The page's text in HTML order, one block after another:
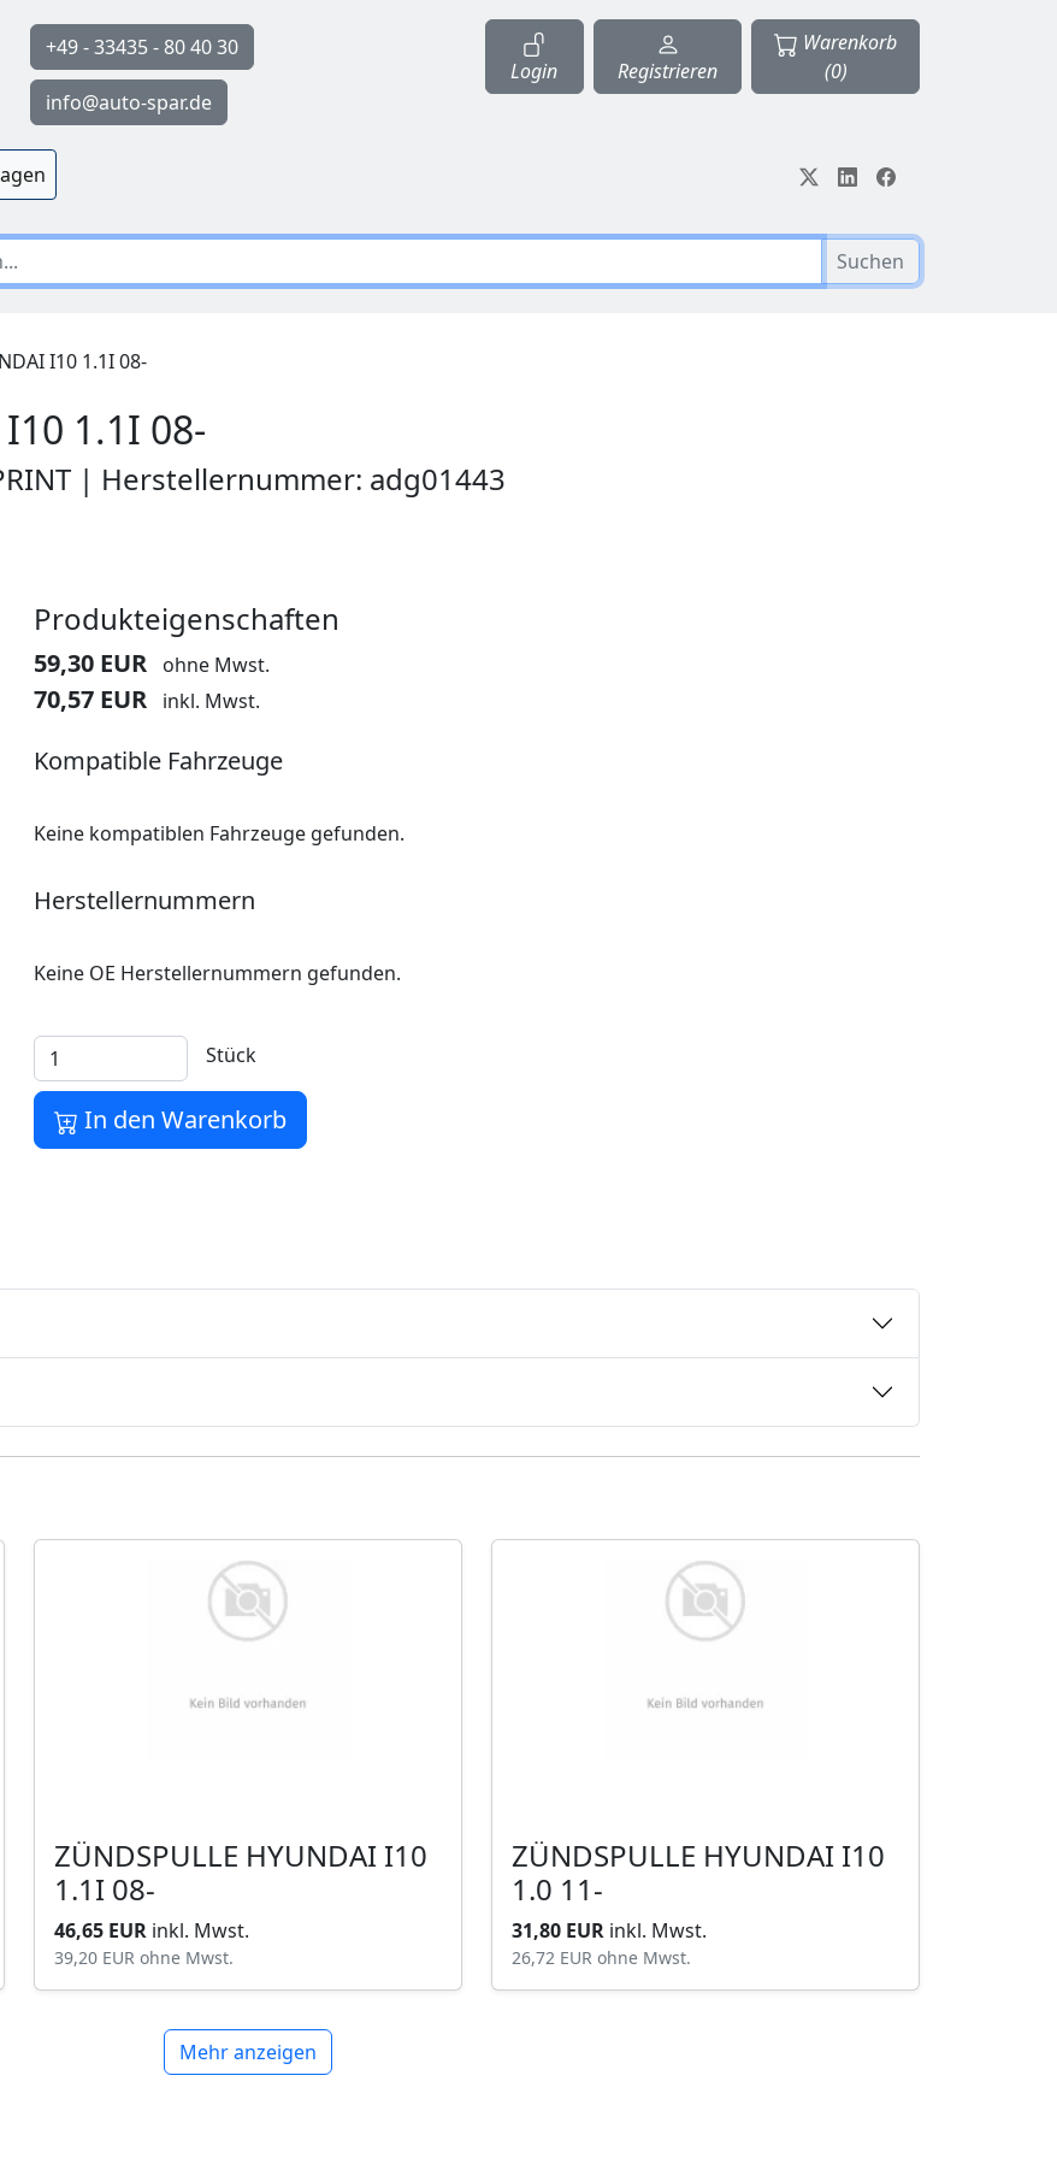
+49 - 33435 - 80 40 30
info@auto-spar.de
Login Registrieren
Warenkorb
(0)
Suchen
I10 1.1I 08-
I10 1.1I 08-
| Herstellernummer: adg01443
Produkteigenschaften
59,30 EUR ohne Mwst.
70,57 EUR inkl. Mwst.
Kompatible Fahrzeuge
Keine kompatiblen Fahrzeuge gefunden.
Herstellernummern
Keine OE Herstellernummern gefunden.
Stück
In den Warenkorb
ZÜNDSPULLE HYUNDAI I10
1.1I 08-
46,65 EUR inkl. Mwst.
39,20 EUR ohne Mwst.
ZÜNDSPULLE HYUNDAI I10
1.0 11-
31,80 EUR inkl. Mwst.
26,72 EUR ohne Mwst.
Mehr anzeigen